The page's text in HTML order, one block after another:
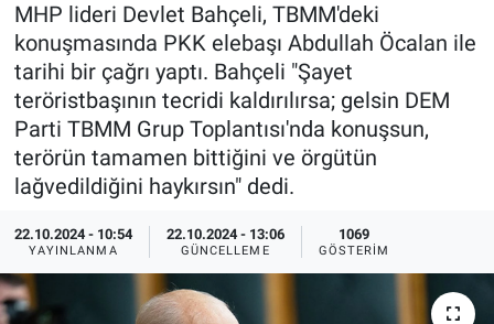
MHP lideri Devlet Bahçeli, TBMM'deki
konuşmasında PKK elebaşı Abdullah Öcalan ile
tarihi bir çağrı yaptı. Bahçeli "Şayet
teröristbaşının tecridi kaldırılırsa; gelsin DEM
Parti TBMM Grup Toplantısı'nda konuşsun,
terörün tamamen bittiğini ve örgütün
lağvedildiğini haykırsın" dedi.
22.10.2024 - 10:54
YAYINLANMA
22.10.2024 - 13:06
GÜNCELLEME
1069
GÖSTERIM
Ege Saati
Ege'den Esintiler
Eğitim
Eğlence
Ekonomi
Yayın Akışı
İletişim
Son Dakika Haberleri
Haber Arşivi